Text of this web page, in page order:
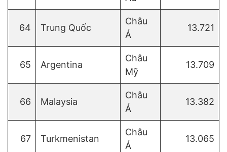
64 Trung Quốc
Châu
Á
13.721
65 Argentina
Châu
Mỹ
13.709
66 Malaysia
Châu
Á
13.382
67 Turkmenistan
Châu
Á
13.065